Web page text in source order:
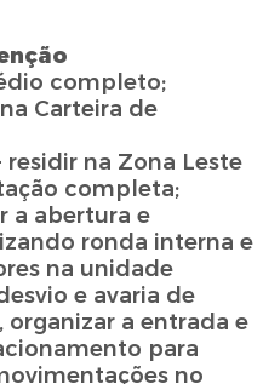
completo;
Carteira de
na Zona Leste
completa;
a abertura e
ronda interna e
na unidade
e avaria de
a entrada e
para
no